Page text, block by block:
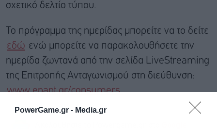
PowerGame.gr - Media.gr
σχετικό δελτίο τύπου.
Το πρόγραμμα της ημερίδας μπορείτε να το δείτε
εδώ ενώ μπορείτε να παρακολουθήσετε την
ημερίδα ζωντανά από την σελίδα LiveStreaming
της Επιτροπής Ανταγωνισμού στη διεύθυνση:
www.epant.gr/consumers.